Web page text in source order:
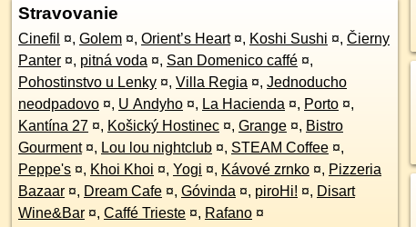
Stravovanie
Cinefil ¤, Golem ¤, Orient’s Heart ¤, Koshi Sushi ¤, Čierny
Panter ¤, pitná voda ¤, San Domenico caffé ¤,
Pohostinstvo u Lenky ¤, Villa Regia ¤, Jednoducho
neodpadovo ¤, U Andyho ¤, La Hacienda ¤, Porto ¤,
Kantína 27 ¤, Košický Hostinec ¤, Grange ¤, Bistro
Gourment ¤, Lou lou nightclub ¤, STEAM Coffee ¤,
Peppe's ¤, Khoi Khoi ¤, Yogi ¤, Kávové zrnko ¤, Pizzeria
Bazaar ¤, Dream Cafe ¤, Góvinda ¤, piroHi! ¤, Disart
Wine&Bar ¤, Caffé Trieste ¤, Rafano ¤